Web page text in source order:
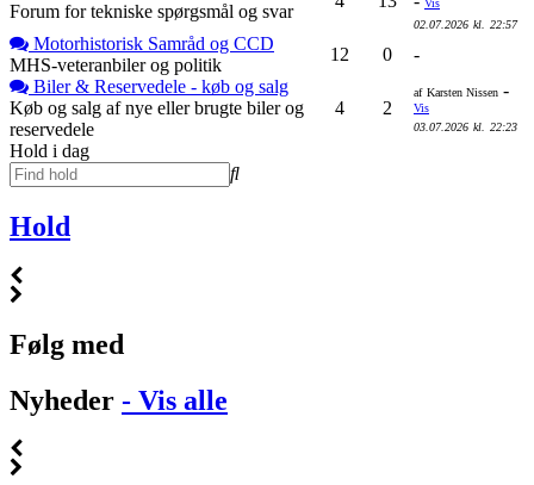
Forum for tekniske spørgsmål og svar
Vis
02.07.2026 kl. 22:57
Motorhistorisk Samråd og CCD
MHS-veteranbiler og politik
12 0
-
Biler & Reservedele - køb og salg
Køb og salg af nye eller brugte biler og
reservedele
4 2
af Karsten Nissen -
Vis
03.07.2026 kl. 22:23
Hold i dag
Hold
Følg med
Nyheder - Vis alle